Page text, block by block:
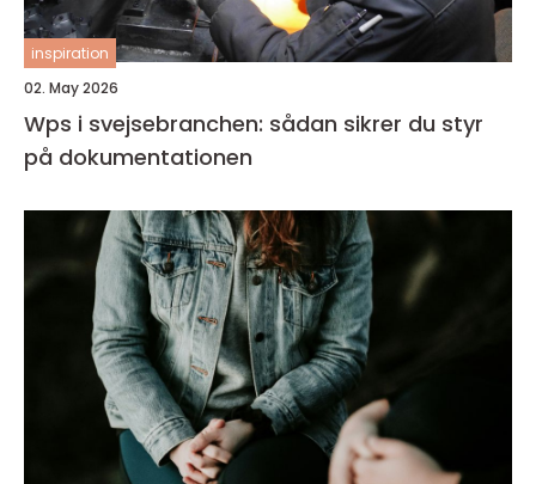
inspiration
02. May 2026
Wps i svejsebranchen: sådan sikrer du styr
på dokumentationen